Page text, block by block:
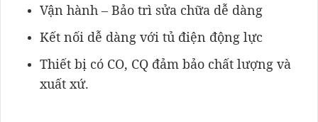
Vận hành – Bảo trì sửa chữa dễ dàng
Kết nối dễ dàng với tủ điện động lực
Thiết bị có CO, CQ đảm bảo chất lượng và
xuất xứ.